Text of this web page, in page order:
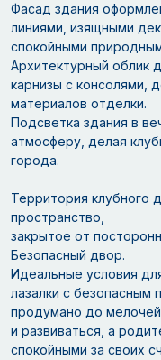
Фасад здания
линиями, изящными
спокойными
Архитектурный облик
карнизы с консолями,
материалов отделки.
Подсветка здания в
атмосферу, делая
города.
Территория клубного
пространство,
закрытое от
Безопасный двор.
Идеальные условия
лазалки с безопасным
продумано до
и развиваться, а
спокойными за своих